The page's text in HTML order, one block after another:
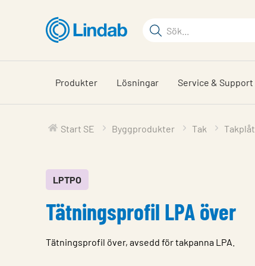
huvudinnehållet
Sökord
på
sajten
Produkter Lösningar Service & Support
Start SE Byggprodukter Tak Takplåt
LPTPO
Tätningsprofil LPA över
Tätningsprofil över, avsedd för takpanna LPA.